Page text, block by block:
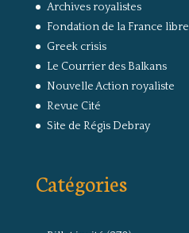
Archives royalistes
Fondation de la France libre
Greek crisis
Le Courrier des Balkans
Nouvelle Action royaliste
Revue Cité
Site de Régis Debray
Catégories